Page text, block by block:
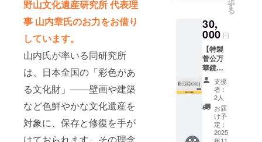
野山文化遺産研究所 代表理
事 山内章氏のお力をお借り
しています。
山内氏が率いる同研究所
は、日本全国の「彩色があ
る文化財」――壁画や建築
など色鮮やかな文化遺産を
対象に、保存と修復を手が
高さ約
24cm
・クリ
アファ
イル デ
ザイ
ン：人
生の波
に乗ろ
う サイ
ズ：
153mm
×220m
お礼の
セージ
付き。
※送料込
みのお
値段で
す。 ※
香炉は
付きま
せん。
す
る
30,
000 円
【特製
菅公万
華鏡】
特製菅
公万華
鏡をお
送りさ
せてい
ただき
ます。
支援
者：
2人
お届
け予
定：
2025
年11